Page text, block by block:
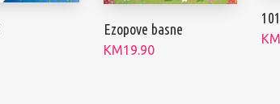
Ezopove basne
KM19.90
KM